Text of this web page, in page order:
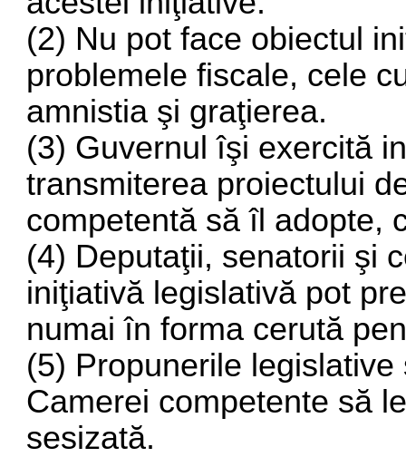
(2) Nu pot face obiectul
problemele fiscale, cele
amnistia şi graţierea.
(3) Guvernul îşi exercită
transmiterea proiectului
competentă să îl adopte,
(4) Deputaţii, senatorii şi
iniţiativă legislativă pot
numai în forma cerută
(5) Propunerile
Camerei competente să
sesizată.